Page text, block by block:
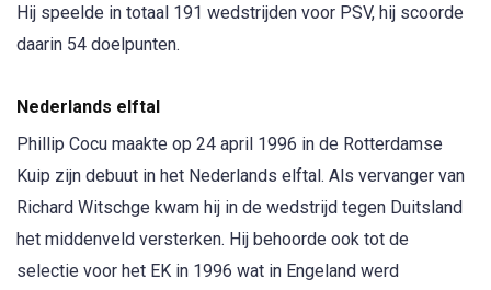
Hij speelde in totaal 191 wedstrijden voor PSV, hij scoorde
daarin 54 doelpunten.
Nederlands elftal
Phillip Cocu maakte op 24 april 1996 in de Rotterdamse
Kuip zijn debuut in het Nederlands elftal. Als vervanger van
Richard Witschge kwam hij in de wedstrijd tegen Duitsland
het middenveld versterken. Hij behoorde ook tot de
selectie voor het EK in 1996 wat in Engeland werd